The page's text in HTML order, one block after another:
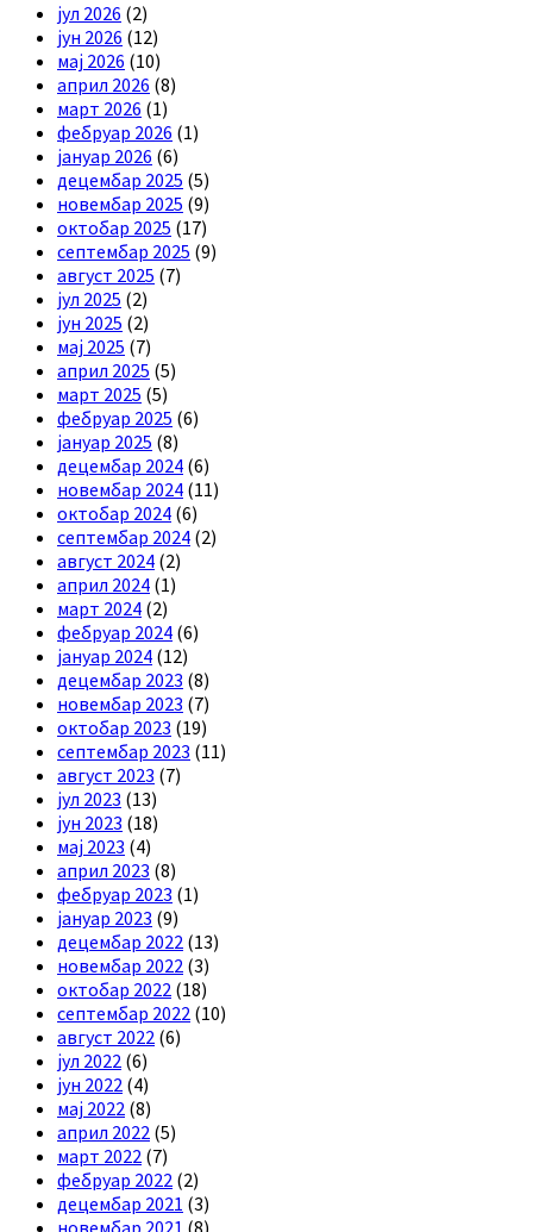
јул 2026 (2)
јун 2026 (12)
мај 2026 (10)
април 2026 (8)
март 2026 (1)
фебруар 2026 (1)
јануар 2026 (6)
децембар 2025 (5)
новембар 2025 (9)
октобар 2025 (17)
септембар 2025 (9)
август 2025 (7)
јул 2025 (2)
јун 2025 (2)
мај 2025 (7)
април 2025 (5)
март 2025 (5)
фебруар 2025 (6)
јануар 2025 (8)
децембар 2024 (6)
новембар 2024 (11)
октобар 2024 (6)
септембар 2024 (2)
август 2024 (2)
април 2024 (1)
март 2024 (2)
фебруар 2024 (6)
јануар 2024 (12)
децембар 2023 (8)
новембар 2023 (7)
октобар 2023 (19)
септембар 2023 (11)
август 2023 (7)
јул 2023 (13)
јун 2023 (18)
мај 2023 (4)
април 2023 (8)
фебруар 2023 (1)
јануар 2023 (9)
децембар 2022 (13)
новембар 2022 (3)
октобар 2022 (18)
септембар 2022 (10)
август 2022 (6)
јул 2022 (6)
јун 2022 (4)
мај 2022 (8)
април 2022 (5)
март 2022 (7)
фебруар 2022 (2)
децембар 2021 (3)